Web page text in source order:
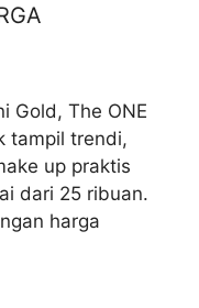
Gold, The ONE
tampil trendi,
up praktis
dari 25 ribuan.
harga